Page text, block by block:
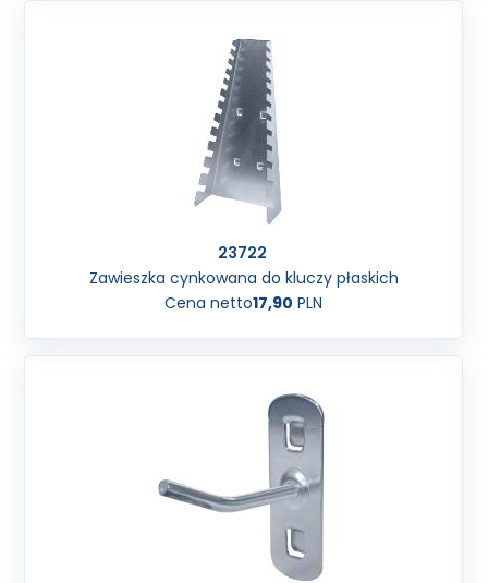
23722
Zawieszka cynkowana do kluczy płaskich
Cena netto17,90 PLN